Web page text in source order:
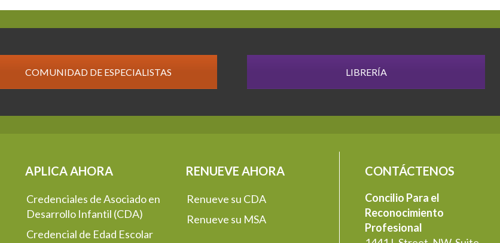
COMUNIDAD DE ESPECIALISTAS LIBRERÍA
APLICA AHORA
Credenciales de Asociado en
Desarrollo Infantil (CDA)
Credencial de Edad Escolar
RENUEVE AHORA
Renueve su CDA
Renueve su MSA
CONTÁCTENOS
Concilio Para el
Reconocimiento
Profesional